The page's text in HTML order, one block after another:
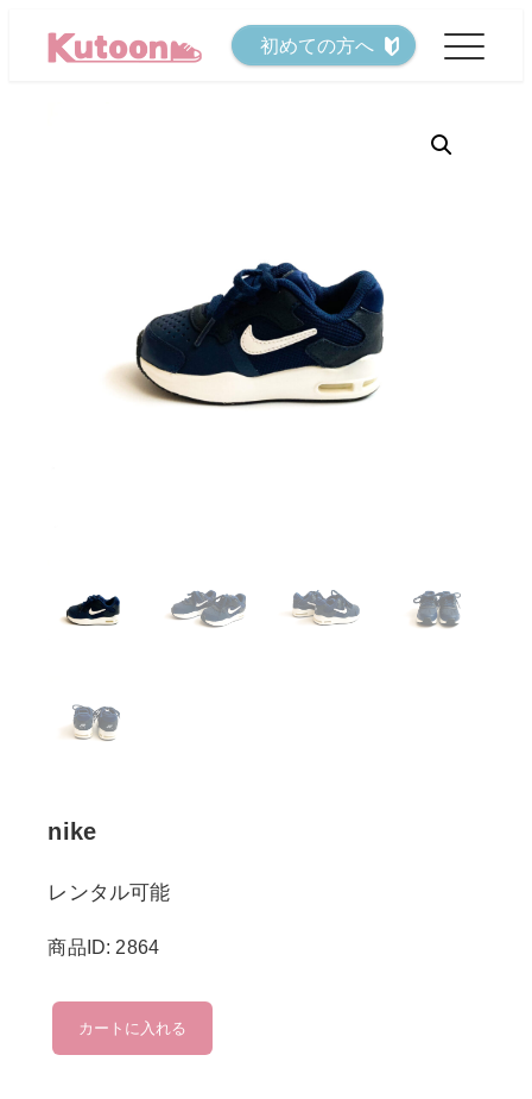
初めての方へ
nike
レンタル可能
商品ID: 2864
nike
個
カートに入れる